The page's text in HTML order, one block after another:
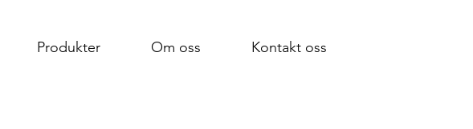
Produkter Om oss Kontakt oss